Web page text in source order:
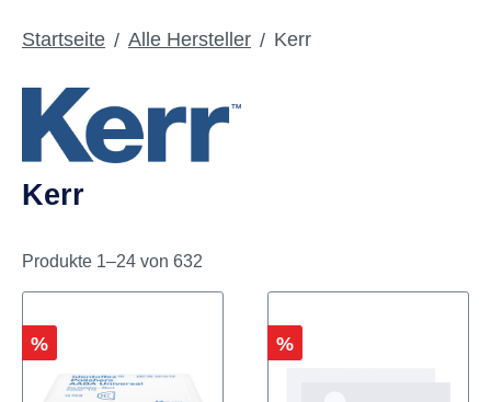
Startseite Alle Hersteller Kerr
Kerr
Produkte 1–24 von 632
Rabatt
% Rabatt
%